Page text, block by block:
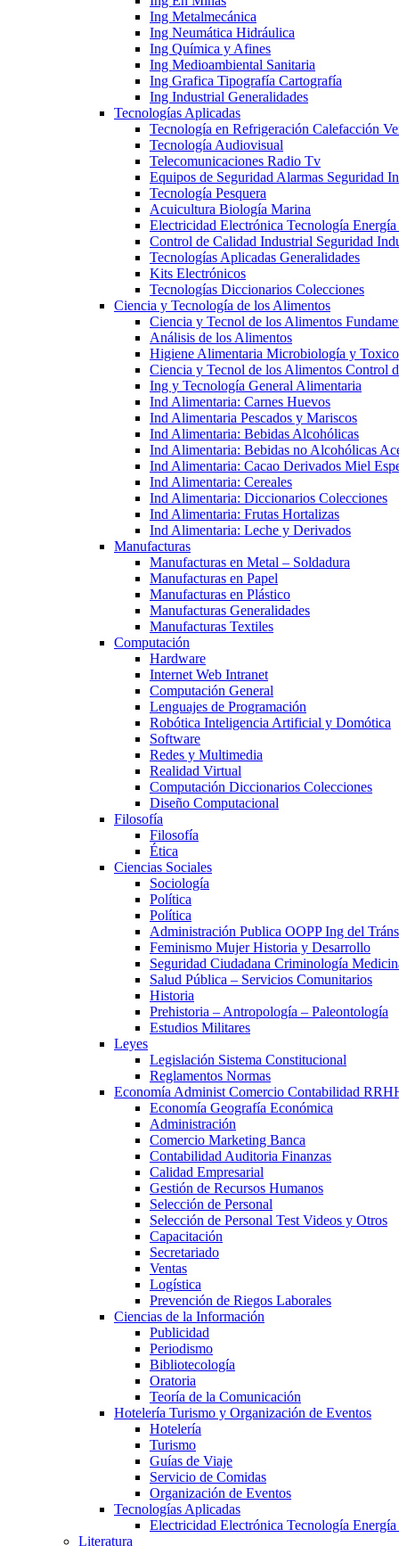
Ing Metalmecánica
Ing Neumática Hidráulica
Ing Química y Afines
Ing Medioambiental Sanitaria
Ing Grafica Tipografía Cartografía
Ing Industrial Generalidades
Tecnologías Aplicadas
Tecnología en Refrigeración Calefacción
Tecnología Audiovisual
Telecomunicaciones Radio Tv
Equipos de Seguridad Alarmas Seguridad
Tecnología Pesquera
Acuicultura Biología Marina
Electricidad Electrónica Tecnología Energía
Control de Calidad Industrial Seguridad
Tecnologías Aplicadas Generalidades
Kits Electrónicos
Tecnologías Diccionarios Colecciones
Ciencia y Tecnología de los Alimentos
Ciencia y Tecnol de los Alimentos
Análisis de los Alimentos
Higiene Alimentaria Microbiología y
Ciencia y Tecnol de los Alimentos Control
Ing y Tecnología General Alimentaria
Ind Alimentaria: Carnes Huevos
Ind Alimentaria Pescados y Mariscos
Ind Alimentaria: Bebidas Alcohólicas
Ind Alimentaria: Bebidas no Alcohólicas
Ind Alimentaria: Cacao Derivados Miel
Ind Alimentaria: Cereales
Ind Alimentaria: Diccionarios Colecciones
Ind Alimentaria: Frutas Hortalizas
Ind Alimentaria: Leche y Derivados
Manufacturas
Manufacturas en Metal – Soldadura
Manufacturas en Papel
Manufacturas en Plástico
Manufacturas Generalidades
Manufacturas Textiles
Computación
Hardware
Internet Web Intranet
Computación General
Lenguajes de Programación
Robótica Inteligencia Artificial y Domótica
Software
Redes y Multimedia
Realidad Virtual
Computación Diccionarios Colecciones
Diseño Computacional
Filosofía
Filosofía
Ética
Ciencias Sociales
Sociología
Política
Política
Administración Publica OOPP Ing del
Feminismo Mujer Historia y Desarrollo
Seguridad Ciudadana Criminología
Salud Pública – Servicios Comunitarios
Historia
Prehistoria – Antropología – Paleontología
Estudios Militares
Leyes
Legislación Sistema Constitucional
Reglamentos Normas
Economía Administ Comercio Contabilidad
Economía Geografía Económica
Administración
Comercio Marketing Banca
Contabilidad Auditoria Finanzas
Calidad Empresarial
Gestión de Recursos Humanos
Selección de Personal
Selección de Personal Test Videos y Otros
Capacitación
Secretariado
Ventas
Logística
Prevención de Riegos Laborales
Ciencias de la Información
Publicidad
Periodismo
Bibliotecología
Oratoria
Teoría de la Comunicación
Hotelería Turismo y Organización de Eventos
Hotelería
Turismo
Guías de Viaje
Servicio de Comidas
Organización de Eventos
Tecnologías Aplicadas
Electricidad Electrónica Tecnología Energía
Literatura